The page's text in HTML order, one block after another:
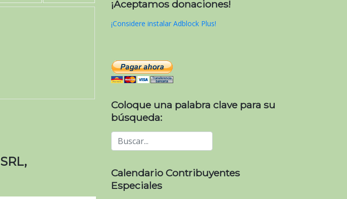
¡Aceptamos donaciones!
¡Considere instalar Adblock Plus!
Coloque una palabra clave para su
búsqueda:
Calendario Contribuyentes
Especiales